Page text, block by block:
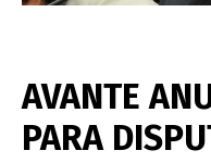
AVANTE
PARA